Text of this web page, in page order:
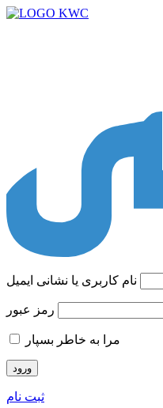
نام کاربری یا نشانی ایمیل
رمز عبور
مرا به خاطر بسپار
ثبت نام